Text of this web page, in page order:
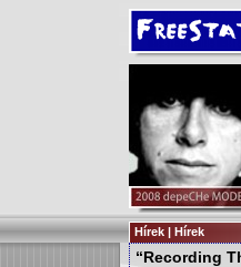
Hírek | Hírek
“Recording